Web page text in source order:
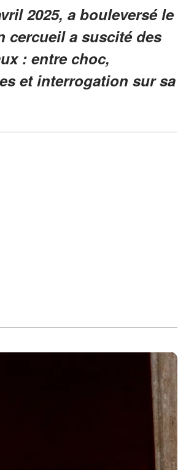
2025, a bouleversé le
cercueil a suscité des
: entre choc,
et interrogation sur sa